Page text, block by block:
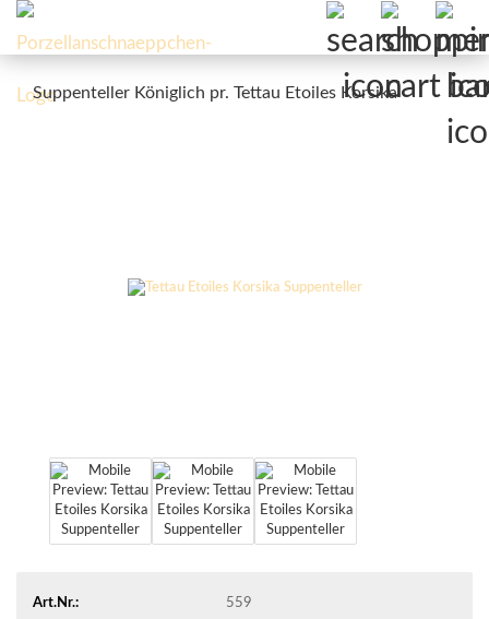
Suppenteller Königlich pr. Tettau Etoiles Korsika
Art.Nr.: 559